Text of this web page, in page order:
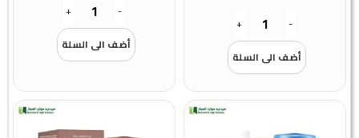
-
+
أضف الى السلة
-
+
أضف الى السلة